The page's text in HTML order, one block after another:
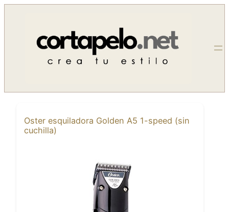
contenido
Oster esquiladora Golden A5 1-speed (sin
cuchilla)